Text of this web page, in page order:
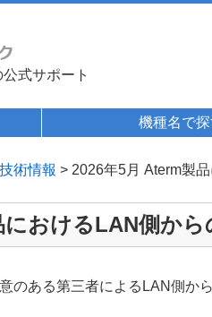
式サポート
機種名で
術情報 > 2026年5月 Aterm製
おけるLAN側か
のある第三者によるLAN側か